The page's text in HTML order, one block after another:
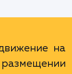
к росту